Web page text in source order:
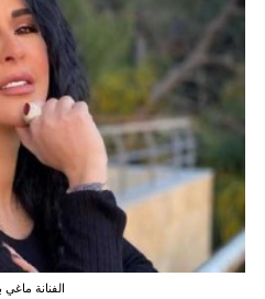
الفنانة